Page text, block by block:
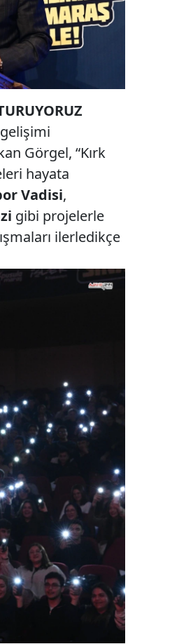
Görgel, “Kırk
hayata
Vadisi,
gibi projelerle
ilerledikçe